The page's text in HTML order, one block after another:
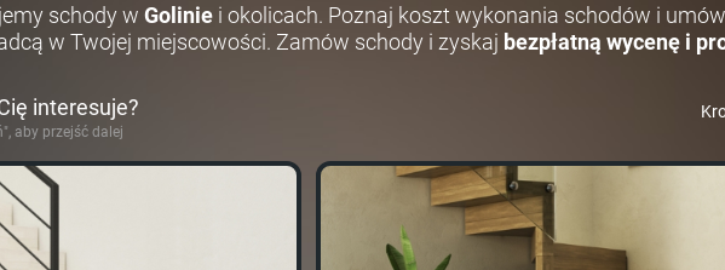
schody w Golinie i okolicach. Poznaj koszt wykonania schodów i
w Twojej miejscowości. Zamów schody i zyskaj bezpłatną wycenę i
interesuje?
aby przejść dalej